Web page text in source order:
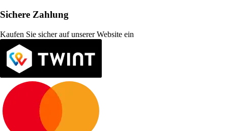
Sichere Zahlung
Kaufen Sie sicher auf unserer Website ein